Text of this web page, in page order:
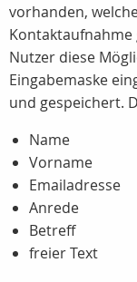
vorhanden,
Nutzer diese
Eingabemaske
und gespeichert.
Name
Vorname
Emailadresse
Anrede
Betreff
freier Text